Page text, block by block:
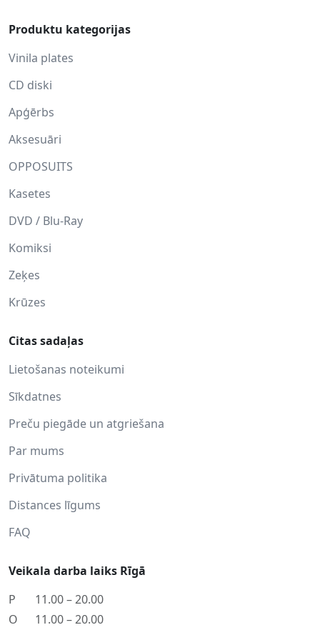
Produktu kategorijas
Vinila plates
CD diski
Apģērbs
Aksesuāri
OPPOSUITS
Kasetes
DVD / Blu-Ray
Komiksi
Zeķes
Krūzes
Citas sadaļas
Lietošanas noteikumi
Sīkdatnes
Preču piegāde un atgriešana
Par mums
Privātuma politika
Distances līgums
FAQ
Veikala darba laiks Rīgā
P
11.00 – 20.00
O
11.00 – 20.00